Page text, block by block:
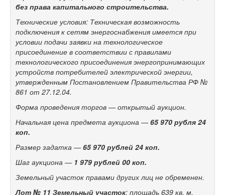
без права капитального строительства.
Технические условия: Техническая возможность
подключения к сетям энергоснабжения имеется при
условии подачи заявки на технологическое
присоединение в соответствии с правилами
технологического присоединения энергопринимающих
устройств потребителей электрической энергии,
утвержденным Постановлением Правительства РФ №
861 от 27.12.04.
Форма проведения торгов — открытый аукцион.
Начальная цена предмета аукциона —65 970 рубля 24
коп.
Размер задатка —65 970 рублей 24 коп.
Шаг аукциона — 1 979 рублей 00 коп.
Земельный участок правами других лиц не обременен.
Лот № 11 Земельный участок: площадь 639 кв. м,